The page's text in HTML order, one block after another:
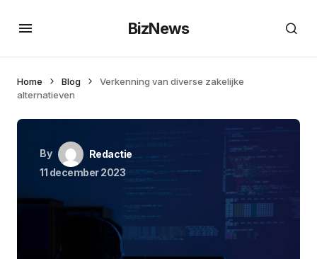
BizNews
Home Blog
Verkenning van diverse zakelijke
alternatieven
By
Redactie
11 december 2023